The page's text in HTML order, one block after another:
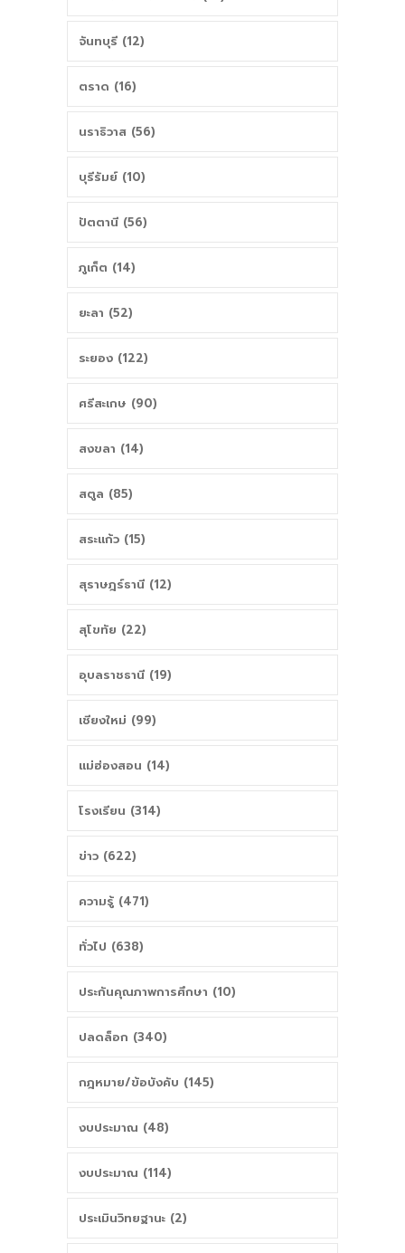
จันทบุรี (12)
ตราด (16)
นราธิวาส (56)
บุรีรัมย์ (10)
ปัตตานี (56)
ภูเก็ต (14)
ยะลา (52)
ระยอง (122)
ศรีสะเกษ (90)
สงขลา (14)
สตูล (85)
สระแก้ว (15)
สุราษฎร์ธานี (12)
สุโขทัย (22)
อุบลราชธานี (19)
เชียงใหม่ (99)
แม่ฮ่องสอน (14)
โรงเรียน (314)
ข่าว (622)
ความรู้ (471)
ทั่วไป (638)
ประกันคุณภาพการศึกษา (10)
ปลดล็อก (340)
กฎหมาย/ข้อบังคับ (145)
งบประมาณ (48)
งบประมาณ (114)
ประเมินวิทยฐานะ (2)